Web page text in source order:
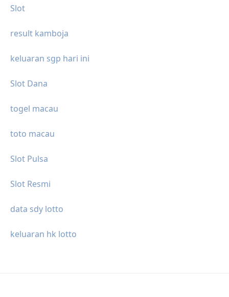
Slot
result kamboja
keluaran sgp hari ini
Slot Dana
togel macau
toto macau
Slot Pulsa
Slot Resmi
data sdy lotto
keluaran hk lotto